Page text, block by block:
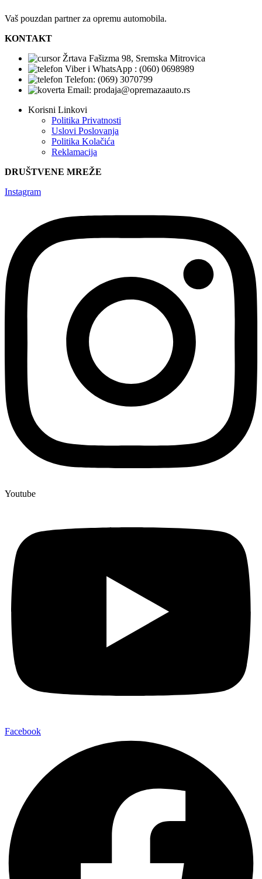
Vaš pouzdan partner za opremu automobila.
KONTAKT
Žrtava Fašizma 98, Sremska Mitrovica
Viber i WhatsApp : (060) 0698989
Telefon: (069) 3070799
Email: prodaja@opremazaauto.rs
Korisni Linkovi
Politika Privatnosti
Uslovi Poslovanja
Politika Kolačića
Reklamacija
DRUŠTVENE MREŽE
Instagram
Youtube
Facebook